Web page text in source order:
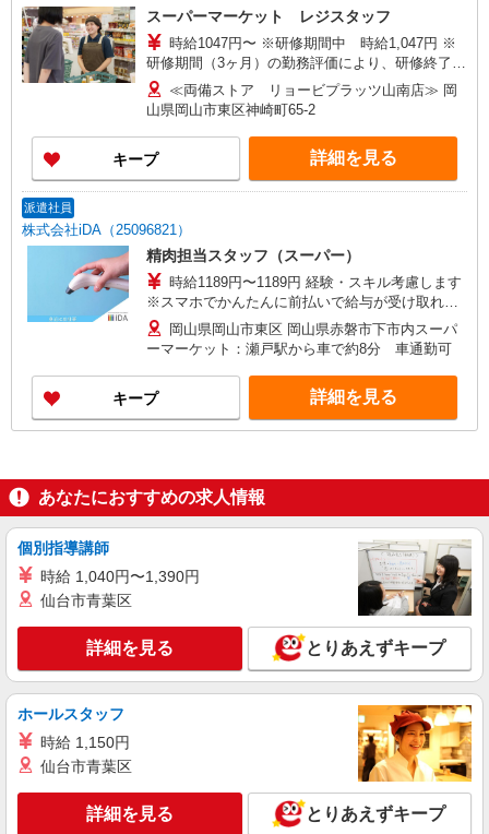
スーパーマーケット レジスタッフ
時給1047円〜 ※研修期間中 時給1,047円 ※
研修期間（3ヶ月）の勤務評価により、研修終了後
に時給を見直します
≪両備ストア リョービプラッツ山南店≫ 岡
山県岡山市東区神崎町65-2
キープ 詳細を見る
派遣社員
株式会社iDA（25096821）
精肉担当スタッフ（スーパー）
時給1189円〜1189円 経験・スキル考慮します
※スマホでかんたんに前払いで給与が受け取れま
す（※上限、条件あり） 車やバイクの場合、規定
によりガソリン代支給、無料駐車場あり
岡山県岡山市東区 岡山県赤磐市下市内スーパ
ーマーケット：瀬戸駅から車で約8分 車通勤可
キープ 詳細を見る
あなたにおすすめの求人情報
個別指導講師
時給 1,040円〜1,390円
仙台市青葉区
詳細を見る とりあえずキープ
ホールスタッフ
時給 1,150円
仙台市青葉区
詳細を見る とりあえずキープ